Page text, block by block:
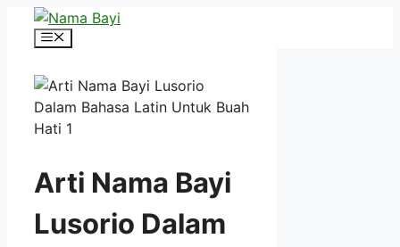
Langsung
Menu
Arti Nama Bayi
Lusorio Dalam